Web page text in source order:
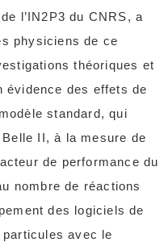
l’IN2P3 du CNRS, a
physiciens de ce
théoriques et
évidence des effets de
standard, qui
II, à la mesure de
de performance du
nombre de réactions
des logiciels de
avec le